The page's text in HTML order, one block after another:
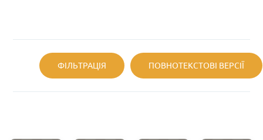
ФІЛЬТРАЦІЯ ПОВНОТЕКСТОВІ ВЕРСІЇ